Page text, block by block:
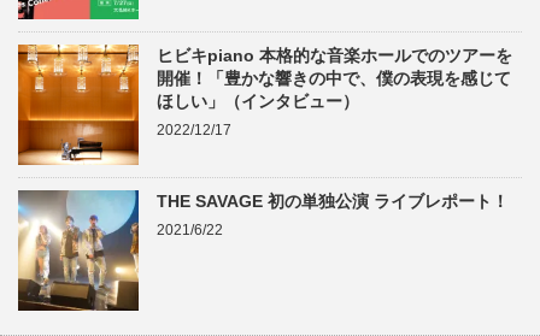
ヒビキpiano 本格的な音楽ホールでのツアーを
開催！「豊かな響きの中で、僕の表現を感じて
ほしい」（インタビュー）
2022/12/17
THE SAVAGE 初の単独公演 ライブレポート！
2021/6/22